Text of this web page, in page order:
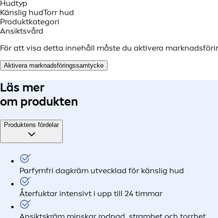
Hudtyp
Känslig hudTorr hud
Produktkategori
Ansiktsvård
För att visa detta innehåll måste du aktivera
Aktivera marknadsföringssamtycke
Läs mer
om produkten
Produktens fördelar
Parfymfri dagkräm utvecklad för känslig hud
Återfuktar intensivt i upp till 24 timmar